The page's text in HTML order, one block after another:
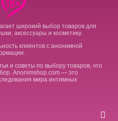
широкий выбор товаров для
аксессуары и косметику.
клиентов с анонимной
и советы по выбору товаров, что
Anonimshop.com — это
мира интимных